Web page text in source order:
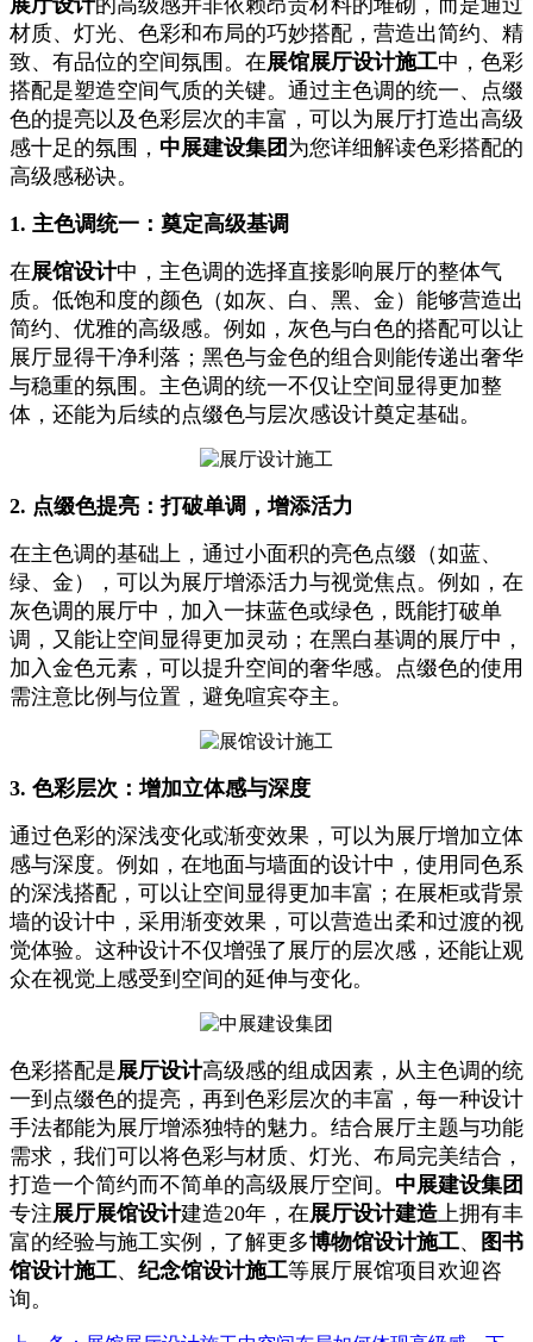
展厅设计的高级感并非依赖昂贵材料的堆砌，而是通过
材质、灯光、色彩和布局的巧妙搭配，营造出简约、精
致、有品位的空间氛围。在展馆展厅设计施工中，色彩
搭配是塑造空间气质的关键。通过主色调的统一、点缀
色的提亮以及色彩层次的丰富，可以为展厅打造出高级
感十足的氛围， 中展建设集团 为您详细解读色彩搭配的
高级感秘诀。
1. 主色调统一 ：奠定高级基调
在展馆设计中，主色调的选择直接影响展厅的整体气
质。低饱和度的颜色（如灰、白、黑、金）能够营造出
简约、优雅的高级感。例如，灰色与白色的搭配可以让
展厅显得干净利落；黑色与金色的组合则能传递出奢华
与稳重的氛围。主色调的统一不仅让空间显得更加整
体，还能为后续的点缀色与层次感设计奠定基础。
2. 点缀色提亮：打破单调，增添活力
在主色调的基础上，通过小面积的亮色点缀（如蓝、
绿、金），可以为展厅增添活力与视觉焦点。例如，在
灰色调的展厅中，加入一抹蓝色或绿色，既能打破单
调，又能让空间显得更加灵动；在黑白基调的展厅中，
加入金色元素，可以提升空间的奢华感。点缀色的使用
需注意比例与位置，避免喧宾夺主。
3. 色彩层次：增加立体感与深度
通过色彩的深浅变化或渐变效果，可以为展厅增加立体
感与深度。例如，在地面与墙面的设计中，使用同色系
的深浅搭配，可以让空间显得更加丰富；在展柜或背景
墙的设计中，采用渐变效果，可以营造出柔和过渡的视
觉体验。这种设计不仅增强了展厅的层次感，还能让观
众在视觉上感受到空间的延伸与变化。
色彩搭配是展厅设计高级感的组成因素，从主色调的统
一到点缀色的提亮，再到色彩层次的丰富，每一种设计
手法都能为展厅增添独特的魅力。结合展厅主题与功能
需求，我们可以将色彩与材质、灯光、布局完美结合，
打造一个简约而不简单的高级展厅空间。 中展建设集团
专注展厅展馆设计建造20年，在展厅设计建造上拥有丰
富的经验与施工实例，了解更多博物馆设计施工、
图书
馆设计施工、 纪念馆设计施工等展厅展馆项目欢迎咨
询。